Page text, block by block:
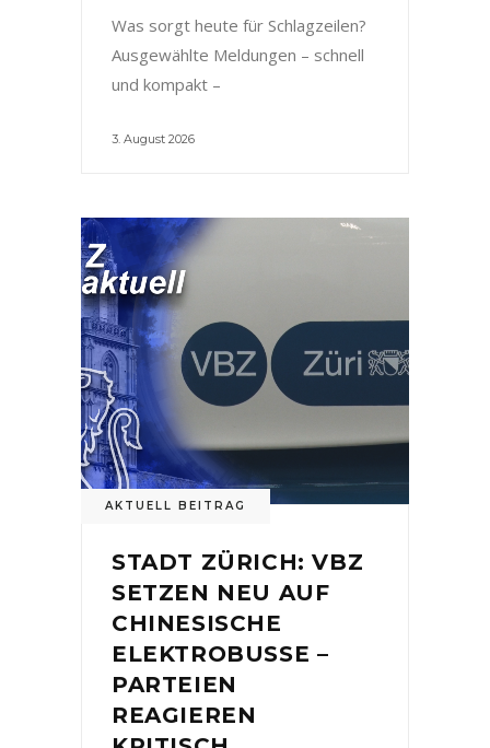
Was sorgt heute für Schlagzeilen?
Ausgewählte Meldungen – schnell
und kompakt –
3. August 2026
AKTUELL BEITRAG
STADT ZÜRICH: VBZ
SETZEN NEU AUF
CHINESISCHE
ELEKTROBUSSE –
PARTEIEN
REAGIEREN